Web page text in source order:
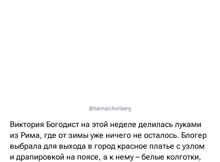
@hannaschonberg
Виктория Богодист на этой неделе делилась луками
из Рима, где от зимы уже ничего не осталось. Блогер
выбрала для выхода в город красное платье с узлом
и драпировкой на поясе, а к нему – белые колготки,